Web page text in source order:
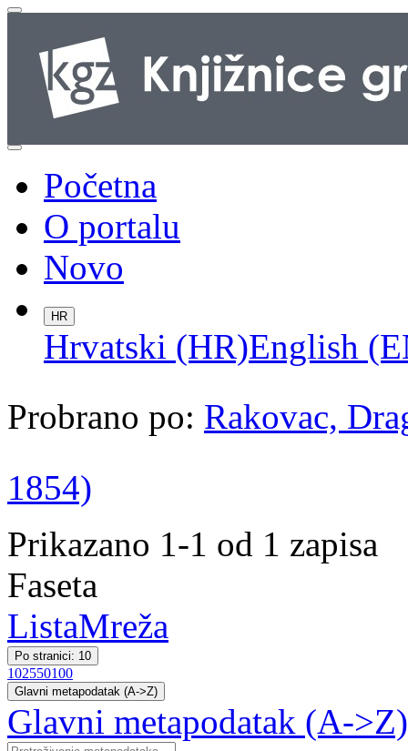
Početna
O portalu
Novo
HR
Hrvatski (HR)English
Probrano po: Rakovac,
1854)
Prikazano 1-1 od 1 zapisa
Faseta
ListaMreža
Po stranici: 10
102550100
Glavni metapodatak (A->Z)
Glavni metapodatak (A->Z)